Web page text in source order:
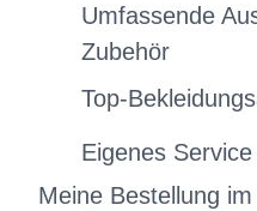
Umfassende
Zubehör
Top-
Eigenes
Meine Bestellung